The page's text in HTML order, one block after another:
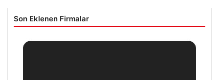
Son Eklenen Firmalar